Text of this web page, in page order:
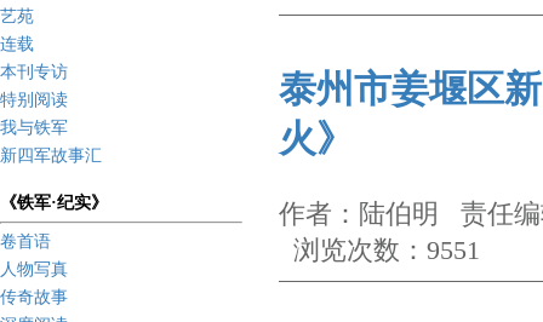
艺苑
连载
本刊专访
特别阅读
我与铁军
新四军故事汇
《铁军·纪实》
卷首语
人物写真
传奇故事
泰州市姜堰区
火》
作者：陆伯明 责任
浏览次数：9551